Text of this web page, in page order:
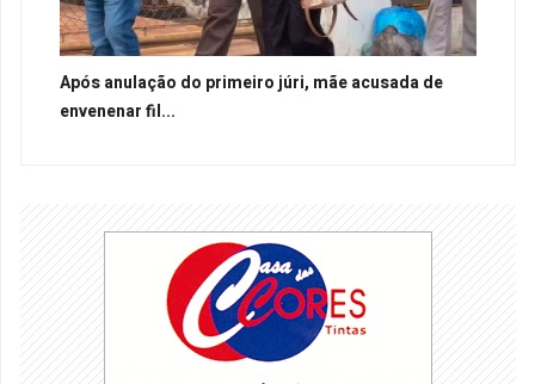
Após anulação do primeiro júri, mãe acusada de
envenenar fil...